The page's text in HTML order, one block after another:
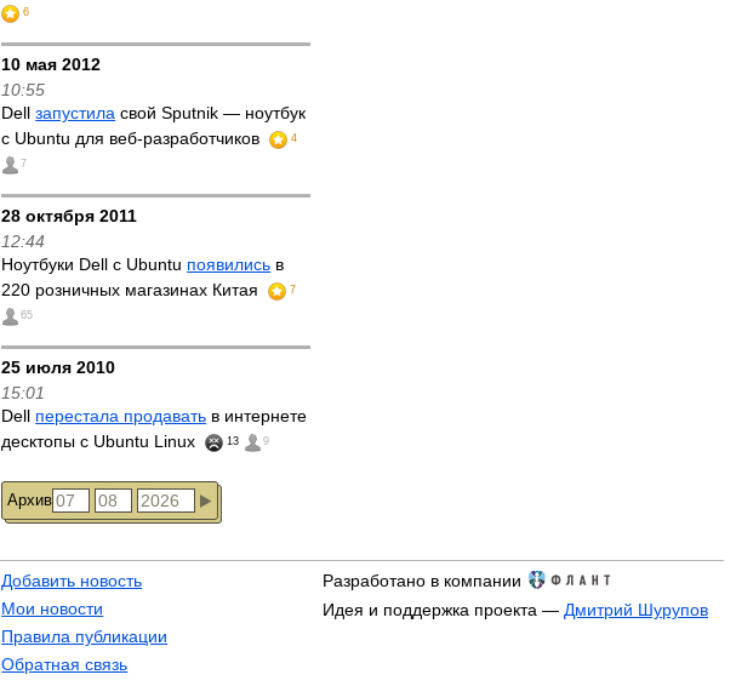
6
10 мая 2012
10:55
Dellзапустила свой Sputnik — ноутбук
с Ubuntu для веб-разработчиков
4
7
28 октября 2011
12:44
Ноутбуки Dell с Ubuntu появились в
220 розничных магазинах Китая
7
65
25 июля 2010
15:01
Dell перестала продавать в интернете
десктопы с Ubuntu Linux
13 9
Архив
Добавить новость
Мои новости
Правила публикации
Обратная связь
Разработано в компании
Идея и поддержка проекта — Дмитрий Шурупов